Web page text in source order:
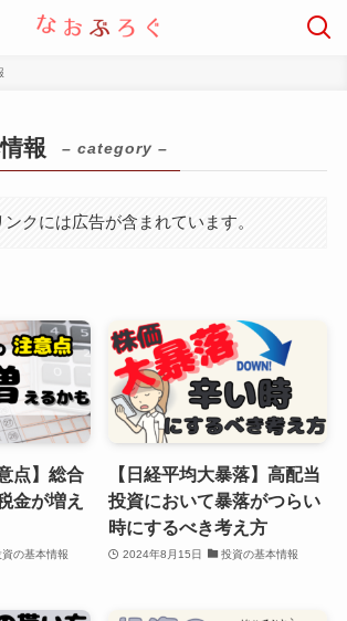
報 – category –
クには広告が含まれています。
点】総合
金が増え
資の基本情報
【日経平均大暴落】高配当
投資において暴落がつらい
時にするべき考え方
2024年8月15日 投資の基本情報